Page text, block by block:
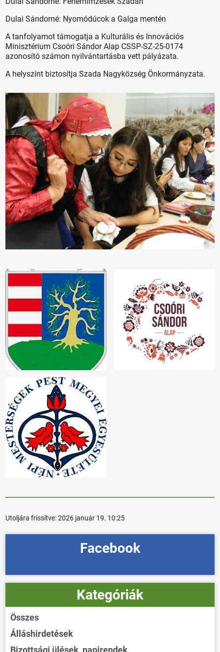
Dulai Sándorné: Nyomódúcok a Galga mentén
A tanfolyamot támogatja a Kulturális és Innovációs
Minisztérium Csoóri Sándor Alap CSSP-SZ-25-0174
azonosító számon nyilvántartásba vett pályázata.
A helyszínt biztosítja Szada Nagyközség Önkormányzata.
Utoljára frissítve:2026 január 19. 10:25
Facebook
Kategóriák
Összes
Álláshirdetések